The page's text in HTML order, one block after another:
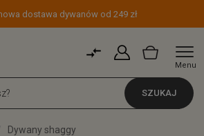
dostawa dywanów od 249 zł
Menu
SZUKAJ
Dywany shaggy